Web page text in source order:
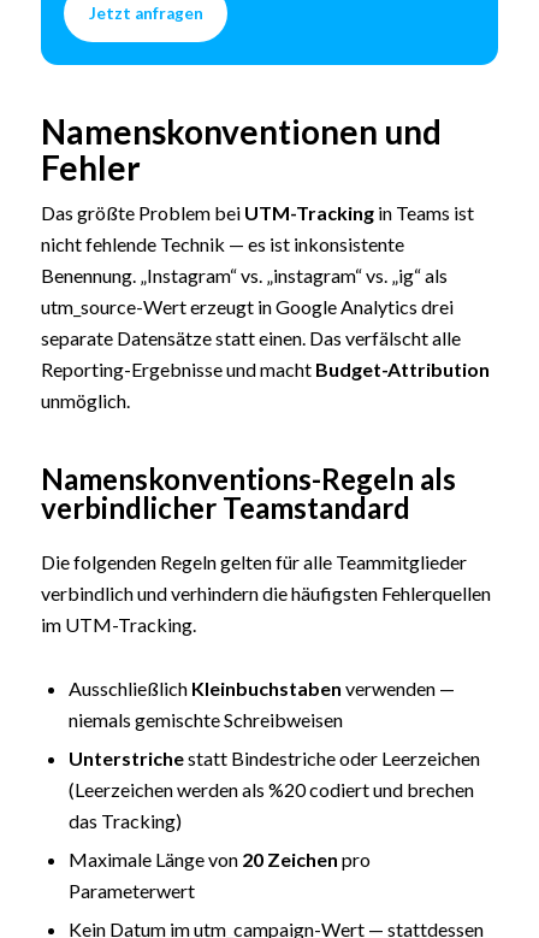
Jetzt anfragen
Namenskonventionen und
Fehler
Das größte Problem bei UTM-Trackingin Teams ist
nicht fehlende Technik — es ist inkonsistente
Benennung. „Instagram“ vs. „instagram“ vs. „ig“ als
utm_source-Wert erzeugt in Google Analytics drei
separate Datensätze statt einen. Das verfälscht alle
Reporting-Ergebnisse und macht Budget-Attribution
unmöglich.
Namenskonventions-Regeln als
verbindlicher Teamstandard
Die folgenden Regeln gelten für alle Teammitglieder
verbindlich und verhindern die häufigsten Fehlerquellen
im UTM-Tracking.
Ausschließlich Kleinbuchstaben verwenden —
niemals gemischte Schreibweisen
Unterstrichestatt Bindestriche oder Leerzeichen
(Leerzeichen werden als %20 codiert und brechen
das Tracking)
Maximale Länge von 20 Zeichen pro
Parameterwert
Kein Datum im utm_campaign-Wert — stattdessen